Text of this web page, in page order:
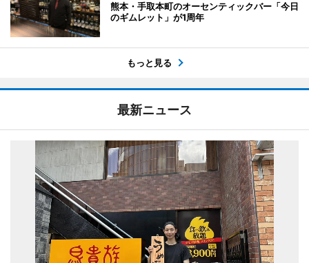
熊本・手取本町のオーセンティックバー「今日
のギムレット」が1周年
もっと見る
最新ニュース